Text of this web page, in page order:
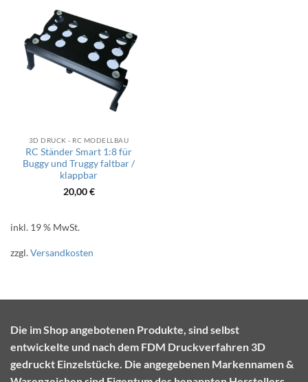
3D DRUCK - RC MODELLBAU
RC Ständer Smart 1:8 für
Buggy und Truggy faltbar /
klappbar
20,00€
inkl. 19 % MwSt.
zzgl.Versandkosten
Die im Shop angebotenen Produkte, sind selbst
entwickelte und nach dem FDM Druckverfahren 3D
gedruckt Einzelstücke. Die angegebenen Markennamen &